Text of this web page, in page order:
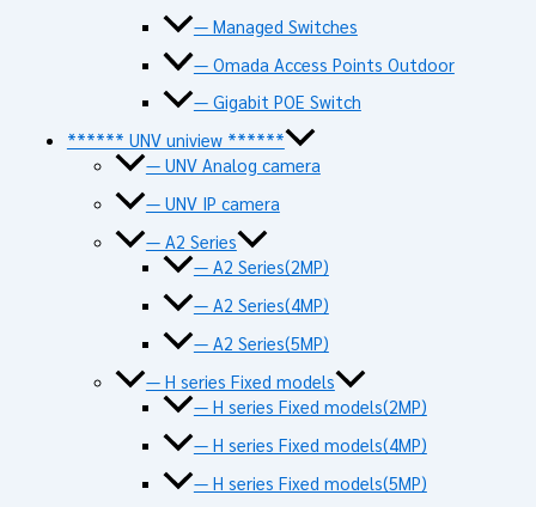
— Managed Switches
— Omada Access Points Outdoor
— Gigabit POE Switch
****** UNV uniview ******
— UNV Analog camera
— UNV IP camera
— A2 Series
— A2 Series(2MP)
— A2 Series(4MP)
— A2 Series(5MP)
— H series Fixed models
— H series Fixed models(2MP)
— H series Fixed models(4MP)
— H series Fixed models(5MP)